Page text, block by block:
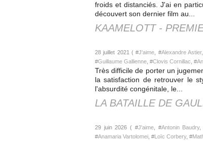
froids et distanciés. J'ai en
découvert son dernier film au...
KAAMELOTT -
28 juillet 2021 ( #J'aime , #Alexandre Astier
#Guillaume Gallienne , #Clovis Cornillac , #
Très difficile de porter un
la satisfaction de retrouver le
l'absurdité congénitale, le...
LA BATAILLE DE
29 juin 2026 ( #J'aime, #Antonin Baudry,
#Anamaria Vartolomei , #Loïc Corbery, #